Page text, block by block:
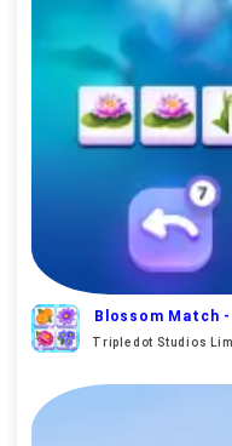
Blossom Match -
Tripledot Studios